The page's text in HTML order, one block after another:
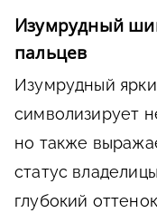
Изумрудный
пальцев
Изумрудный
символизирует
но также
статус
глубокий